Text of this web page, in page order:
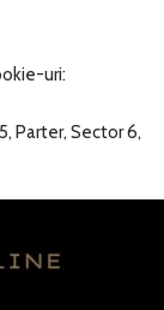
uri:
Parter, Sector 6,